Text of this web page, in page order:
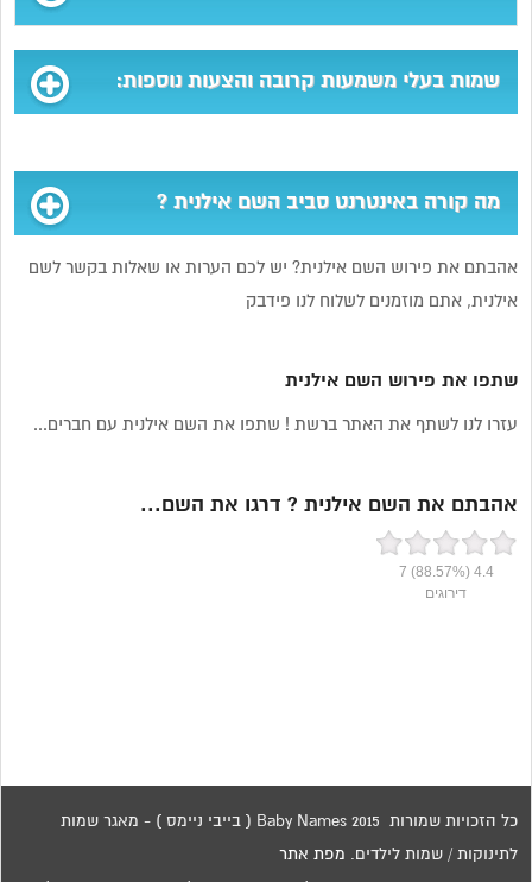
שמות בעלי משמעות קרובה והצעות נוספות:
מה קורה באינטרנט סביב השם אילנית ?
אהבתם את פירוש השם אילנית? יש לכם הערות או שאלות בקשר לשם
אילנית, אתם מוזמנים לשלוח לנו פידבק
שתפו את פירוש השם אילנית
עזרו לנו לשתף את האתר ברשת ! שתפו את השם אילנית עם חברים...
אהבתם את השם אילנית ? דרגו את השם...
4.4
(88.57%)
7
דירוגים
כל הזכויות שמורות 2015 Baby Names ( בייבי ניימס ) - מאגר שמות
לתינוקות / שמות לילדים. מפת אתר